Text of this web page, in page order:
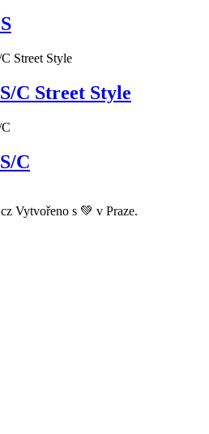
C Street Style
C
Vytvořeno s 💚 v Praze.